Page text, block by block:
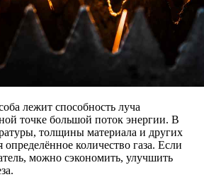
лежит способность луча
точке большой поток энергии. В
толщины материала и других
определённое количество газа. Если
можно сэкономить, улучшить